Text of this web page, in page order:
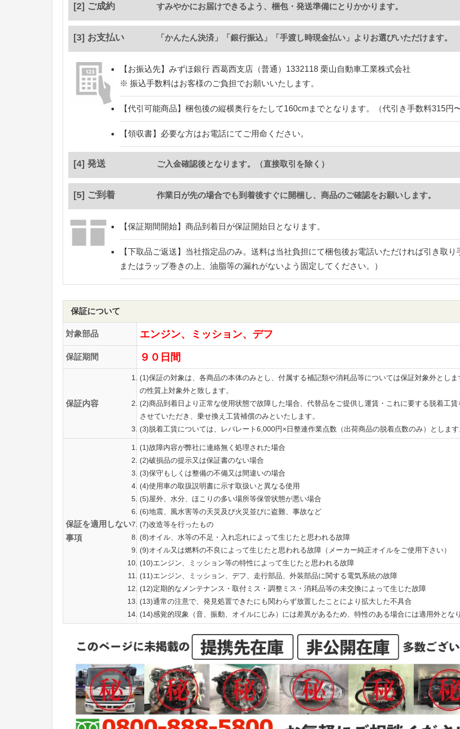
[2] ご成約 すみやかにお届けできるよう、梱包・発送準備にとりかかります。
[3] お支払い 「かんたん決済」「銀行振込」「手渡し時現金払い」よりお選びいただけます。
【お振込先】 みずほ銀行 西葛西支店（普通）1332118 栗山自動車工業株式会社
※ 振込手数料はお客様のご負担でお願いいたします。
【代引可能商品】 梱包後の縦横奥行をたして160cmまでとなります。（代引き手数料315円
【領収書】 必要な方はお電話にてご用命ください。
[4] 発送 ご入金確認後となります。（直接取引を除く）
[5] ご到着 作業日が先の場合でも到着後すぐに開梱し、商品のご確認をお願いします。
【保証期間開始】 商品到着日が保証開始日となります。
【下取品ご返送】 当社指定品のみ。送料は当社負担にて梱包後お電話いただければ引き取
またはラップ巻きの上、油脂等の漏れがないよう固定してください。）
保証について
対象部品 エンジン、ミッション、デフ
保証期間 ９０日間
保証内容
(1)保証の対象は、各商品の本体のみとし、付属する補記類や消耗品等については保証対象外とし
の性質上対象外と致します。
(2)商品到着日より正常な使用状態で故障した場合、代替品をご提供し運賃・これに要する脱着工
させていただき、乗せ換え工賃補償のみといたします。
(3)脱着工賃については、レバレート6,000円×日整連作業点数（出荷商品の脱着点数のみ）としま
保証を適用しない
事項
(1)故障内容が弊社に連絡無く処理された場合
(2)破損品の提示又は保証書のない場合
(3)保守もしくは整備の不備又は間違いの場合
(4)使用車の取扱説明書に示す取扱いと異なる使用
(5)屋外、水分、ほこりの多い場所等保管状態が悪い場合
(6)地震、風水害等の天災及び火災並びに盗難、事故など
(7)改造等を行ったもの
(8)オイル、水等の不足・入れ忘れによって生じたと思われる故障
(9)オイル又は燃料の不良によって生じたと思われる故障（メーカー純正オイルをご使用下さい）
(10)エンジン、ミッション等の特性によって生じたと思われる故障
(11)エンジン、ミッション、デフ、走行部品、外装部品に関する電気系統の故障
(12)定期的なメンテナンス・取付ミス・調整ミス・消耗品等の未交換によって生じた故障
(13)通常の注意で、発見処置できたにも関わらず放置したことにより拡大した不具合
(14)感覚的現象（音、振動、オイルにじみ）には差異があるため、特性のある場合には適用外とな